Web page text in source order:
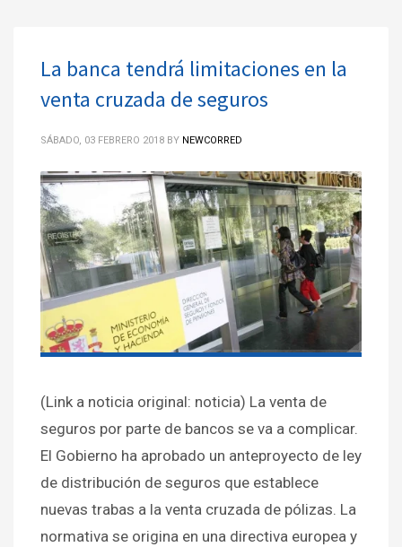
La banca tendrá limitaciones en la
venta cruzada de seguros
SÁBADO, 03 FEBRERO 2018 BY NEWCORRED
(Link a noticia original: noticia) La venta de
seguros por parte de bancos se va a complicar.
El Gobierno ha aprobado un anteproyecto de ley
de distribución de seguros que establece
nuevas trabas a la venta cruzada de pólizas. La
normativa se origina en una directiva europea y